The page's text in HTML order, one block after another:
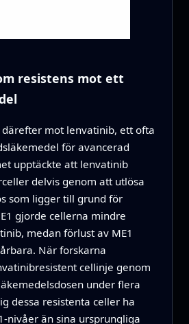
resistens mot ett
därefter mot lenvatinib, ett ofta
för avancerad
upptäckte att lenvatinib
delvis genom att utlösa
som ligger till grund för
gjorde cellerna mindre
medan förlust av ME1
När forskarna
cellinje genom
under flera
dessa resistenta celler ha
nivåer än sina ursprungliga